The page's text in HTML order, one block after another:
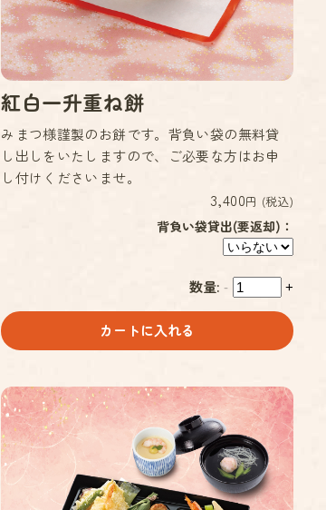
紅白一升重ね餅
みまつ様謹製のお餅です。背負い袋の無料貸
し出しをいたしますので、ご必要な方はお申
し付けくださいませ。
3,400円 (税込)
背負い袋貸出(要返却)：
数量: - +
カートに入れる